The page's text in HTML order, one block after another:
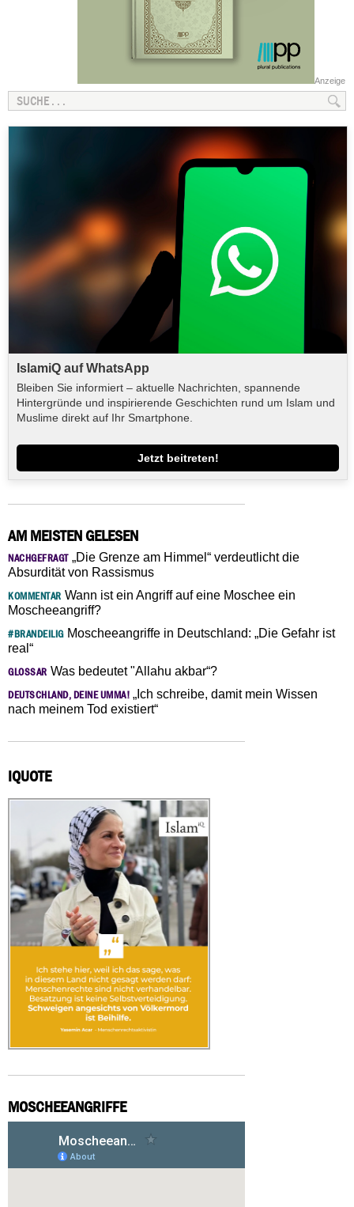
Anzeige
IslamiQ auf WhatsApp
Bleiben Sie informiert – aktuelle Nachrichten, spannende
Hintergründe und inspirierende Geschichten rund um Islam und
Muslime direkt auf Ihr Smartphone.
Jetzt beitreten!
AM MEISTEN GELESEN
NACHGEFRAGT„Die Grenze am Himmel“ verdeutlicht die
Absurdität von Rassismus
KOMMENTAR Wann ist ein Angriff auf eine Moschee ein
Moscheeangriff?
#BRANDEILIGMoscheeangriffe in Deutschland: „Die Gefahr ist
real“
GLOSSAR Was bedeutet "Allahu akbar“?
DEUTSCHLAND, DEINE UMMA! „Ich schreibe, damit mein Wissen
nach meinem Tod existiert“
IQUOTE
MOSCHEEANGRIFFE